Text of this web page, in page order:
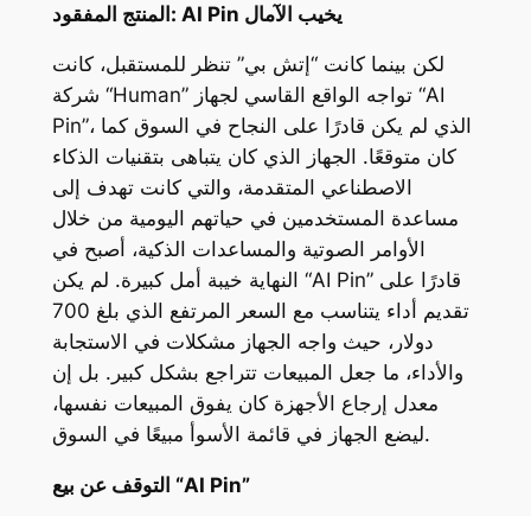
المنتج المفقود: AI Pin يخيب الآمال
لكن بينما كانت “إتش بي” تنظر للمستقبل، كانت
شركة “Human” تواجه الواقع القاسي لجهاز “AI
Pin”، الذي لم يكن قادرًا على النجاح في السوق كما
كان متوقعًا. الجهاز الذي كان يتباهى بتقنيات الذكاء
الاصطناعي المتقدمة، والتي كانت تهدف إلى
مساعدة المستخدمين في حياتهم اليومية من خلال
الأوامر الصوتية والمساعدات الذكية، أصبح في
النهاية خيبة أمل كبيرة. لم يكن “AI Pin” قادرًا على
تقديم أداء يتناسب مع السعر المرتفع الذي بلغ 700
دولار، حيث واجه الجهاز مشكلات في الاستجابة
والأداء، ما جعل المبيعات تتراجع بشكل كبير. بل إن
معدل إرجاع الأجهزة كان يفوق المبيعات نفسها،
ليضع الجهاز في قائمة الأسوأ مبيعًا في السوق.
التوقف عن بيع “AI Pin”